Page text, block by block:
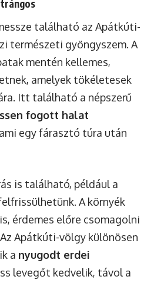
található az Apátkúti-
természeti gyöngyszem. A
mentén kellemes,
amelyek tökéletesek
Itt található a népszerű
fogott halat
egy fárasztó túra után
is található, például a
A környék
érdemes előre csomagolni
Apátkúti-völgy különösen
a nyugodt erdei
levegőt kedvelik, távol a